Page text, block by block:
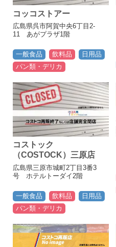
コッコストアー
広島県呉市阿賀中央6丁目2-
11 あがプラザ1階
一般食品 飲料品
日用品
パン類・デリカ
コストック
（COSTOCK）三原店
広島県三原市城町2丁目3番3
号 ホテルトーダイ2階
一般食品 飲料品
日用品
パン類・デリカ